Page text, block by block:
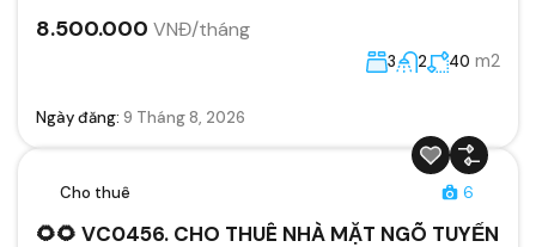
8.500.000 VNĐ/tháng
3 2 40 m2
Ngày đăng: 9 Tháng 8, 2026
Cho thuê 6
🌻🌻 VC0456. CHO THUÊ NHÀ MẶT NGÕ TUYẾN